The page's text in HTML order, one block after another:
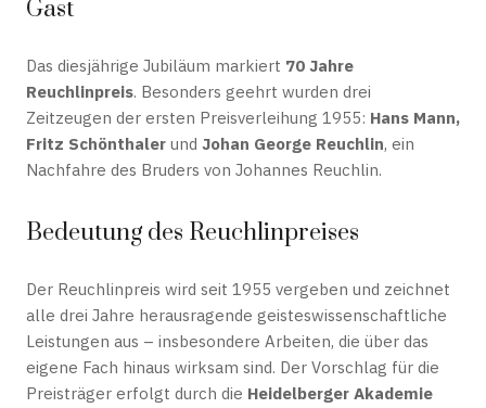
Gast
Das diesjährige Jubiläum markiert 70 Jahre
Reuchlinpreis. Besonders geehrt wurden drei
Zeitzeugen der ersten Preisverleihung 1955: Hans Mann,
Fritz Schönthaler und Johan George Reuchlin, ein
Nachfahre des Bruders von Johannes Reuchlin.
Bedeutung des Reuchlinpreises
Der Reuchlinpreis wird seit 1955 vergeben und zeichnet
alle drei Jahre herausragende geisteswissenschaftliche
Leistungen aus – insbesondere Arbeiten, die über das
eigene Fach hinaus wirksam sind. Der Vorschlag für die
Preisträger erfolgt durch die Heidelberger Akademie